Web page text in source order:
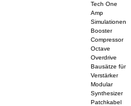
Tech One
Amp
Simulationen
Booster
Compressor
Octave
Overdrive
Bausätze für
Verstärker
Modular
Synthesizer
Patchkabel